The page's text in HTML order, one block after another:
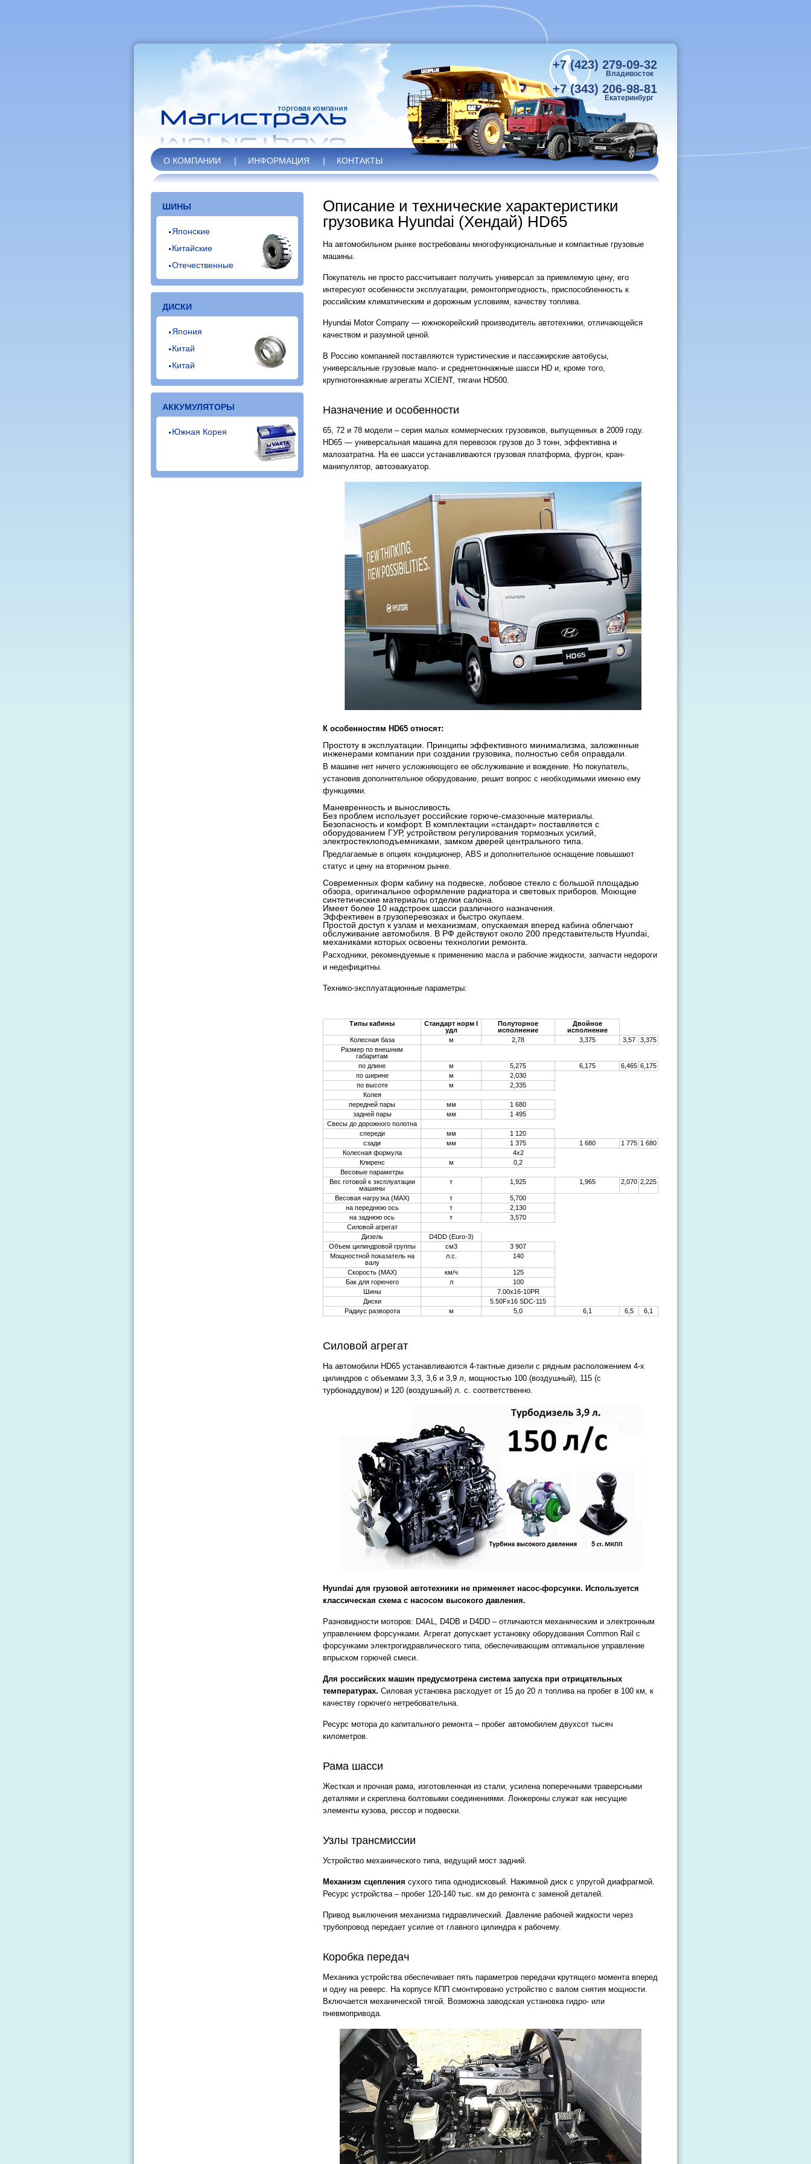
+7 (423) 279-09-32
Владивосток
+7 (343) 206-98-81
Екатеринбург
О КОМПАНИИ | ИНФОРМАЦИЯ | КОНТАКТЫ
ШИНЫ
Японские
Китайские
Отечественные
ДИСКИ
Япония
Китай
Китай
АККУМУЛЯТОРЫ
Южная Корея
Описание и технические характеристики
грузовика Hyundai (Хендай) HD65
На автомобильном рынке востребованы многофункциональные и компактные грузовые
машины.
Покупатель не просто рассчитывает получить универсал за приемлемую цену, его
интересуют особенности эксплуатации, ремонтопригодность, приспособленность к
российским климатическим и дорожным условиям, качеству топлива.
Hyundai Motor Company — южнокорейский производитель автотехники, отличающейся
качеством и разумной ценой.
В Россию компанией поставляются туристические и пассажирские автобусы,
универсальные грузовые мало- и среднетоннажные шасси HD и, кроме того,
крупнотоннажные агрегаты XCIENT, тягачи HD500.
Назначение и особенности
65, 72 и 78 модели – серия малых коммерческих грузовиков, выпущенных в 2009 году.
HD65 — универсальная машина для перевозок грузов до 3 тонн, эффективна и
малозатратна. На ее шасси устанавливаются грузовая платформа, фургон, кран-
манипулятор, автоэвакуатор.
К особенностям HD65 относят:
Простоту в эксплуатации. Принципы эффективного минимализма, заложенные
инженерами компании при создании грузовика, полностью себя оправдали.
В машине нет ничего усложняющего ее обслуживание и вождение. Но покупатель,
установив дополнительное оборудование, решит вопрос с необходимыми именно ему
функциями.
Маневренность и выносливость.
Без проблем использует российские горюче-смазочные материалы.
Безопасность и комфорт. В комплектации «стандарт» поставляется с
оборудованием ГУР, устройством регулирования тормозных усилий,
электростеклоподъемниками, замком дверей центрального типа.
Предлагаемые в опциях кондиционер, ABS и дополнительное оснащение повышают
статус и цену на вторичном рынке.
Современных форм кабину на подвеске, лобовое стекло с большой площадью
обзора, оригинальное оформление радиатора и световых приборов. Моющие
синтетические материалы отделки салона.
Имеет более 10 надстроек шасси различного назначения.
Эффективен в грузоперевозках и быстро окупаем.
Простой доступ к узлам и механизмам, опускаемая вперед кабина облегчают
обслуживание автомобиля. В РФ действуют около 200 представительств Hyundai,
механиками которых освоены технологии ремонта.
Расходники, рекомендуемые к применению масла и рабочие жидкости, запчасти недороги
и недефицитны.
Технико-эксплуатационные параметры:
Типы кабины Стандарт норм I
удл
Полуторное
исполнение
Двойное
исполнение
Колесная база
м 2,78 3,375 3,57
3,375
Размер по внешним
габаритам
по длине
м 5,275 6,175 6,465 6,175
по ширине
м
2,030
по высоте
м
2,335
Колея
передней пары
мм
1 680
задней пары
мм
1 495
Свесы до дорожного полотна
спереди
мм
1 120
сзади
мм 1 375 1 680 1 775 1 680
Колесная формула
4х2
Клиренс
м
0,2
Весовые параметры
Вес готовой к эксплуатации
машины
т 1,925 1,965 2,070 2,225
Весовая нагрузка (MAX) т
5,700
на переднюю ось
т
2,130
на заднюю ось
т
3,570
Силовой агрегат
Дизель
D4DD (Еuro-3)
Объем цилиндровой группы
см3
3 907
Мощностной показатель на
валу
л.с. 140
Скорость (MAX) км/ч
125
Бак для горючего
л
100
Шины
7.00х16-10PR
Диски
5.50Fх16 SDC-115
Радиус разворота
м 5,0 6,1 6,5 6,1
Силовой агрегат
На автомобили HD65 устанавливаются 4-тактные дизели с рядным расположением 4-х
цилиндров с объемами 3,3, 3,6 и 3,9 л, мощностью 100 (воздушный), 115 (с
турбонаддувом) и 120 (воздушный) л. с. соответственно.
Hyundai для грузовой автотехники не применяет насос-форсунки. Используется
классическая схема с насосом высокого давления.
Разновидности моторов: D4AL, D4DB и D4DD – отличаются механическим и электронным
управлением форсунками. Агрегат допускает установку оборудования Common Rail с
форсунками электрогидравлического типа, обеспечивающим оптимальное управление
впрыском горючей смеси.
Для российских машин предусмотрена система запуска при отрицательных
температурах. Силовая установка расходует от 15 до 20 л топлива на пробег в 100 км, к
качеству горючего нетребовательна.
Ресурс мотора до капитального ремонта – пробег автомобилем двухсот тысяч
километров.
Рама шасси
Жесткая и прочная рама, изготовленная из стали, усилена поперечными траверсными
деталями и скреплена болтовыми соединениями. Лонжероны служат как несущие
элементы кузова, рессор и подвески.
Узлы трансмиссии
Устройство механического типа, ведущий мост задний.
Механизм сцепления сухого типа однодисковый. Нажимной диск с упругой диафрагмой.
Ресурс устройства – пробег 120-140 тыс. км до ремонта с заменой деталей.
Привод выключения механизма гидравлический. Давление рабочей жидкости через
трубопровод передает усилие от главного цилиндра к рабочему.
Коробка передач
Механика устройства обеспечивает пять параметров передачи крутящего момента вперед
и одну на реверс. На корпусе КПП смонтировано устройство с валом снятия мощности.
Включается механической тягой. Возможна заводская установка гидро- или
пневмопривода.